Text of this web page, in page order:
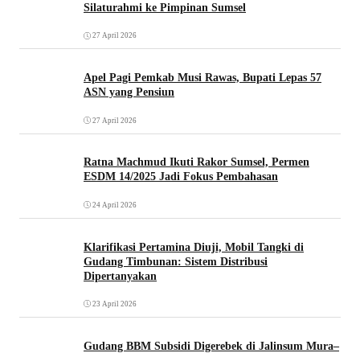
Silaturahmi ke Pimpinan Sumsel
27 April 2026
Apel Pagi Pemkab Musi Rawas, Bupati Lepas 57
ASN yang Pensiun
27 April 2026
Ratna Machmud Ikuti Rakor Sumsel, Permen
ESDM 14/2025 Jadi Fokus Pembahasan
24 April 2026
Klarifikasi Pertamina Diuji, Mobil Tangki di
Gudang Timbunan: Sistem Distribusi
Dipertanyakan
23 April 2026
Gudang BBM Subsidi Digerebek di Jalinsum Mura–